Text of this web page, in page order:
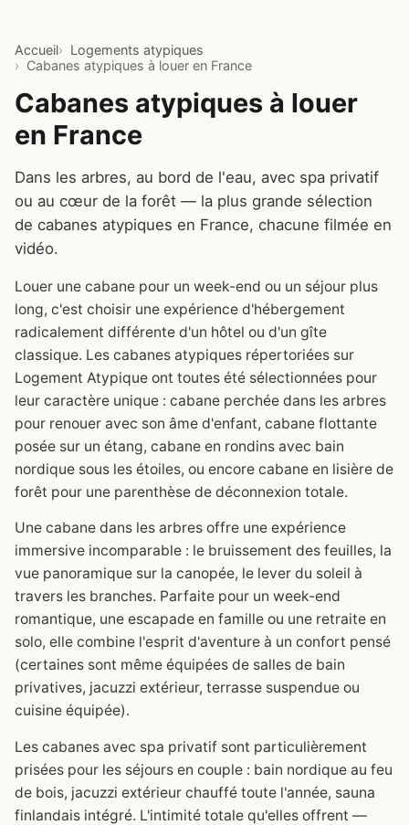
Accueil
Logements atypiques
Cabanes atypiques à louer en France
Cabanes atypiques à louer
en France
Dans les arbres, au bord de l'eau, avec spa privatif
ou au cœur de la forêt — la plus grande sélection
de cabanes atypiques en France, chacune filmée en
vidéo.
Louer une cabane pour un week-end ou un séjour plus
long, c'est choisir une expérience d'hébergement
radicalement différente d'un hôtel ou d'un gîte
classique. Les cabanes atypiques répertoriées sur
Logement Atypique ont toutes été sélectionnées pour
leur caractère unique : cabane perchée dans les arbres
pour renouer avec son âme d'enfant, cabane flottante
posée sur un étang, cabane en rondins avec bain
nordique sous les étoiles, ou encore cabane en lisière de
forêt pour une parenthèse de déconnexion totale.
Une cabane dans les arbres offre une expérience
immersive incomparable : le bruissement des feuilles, la
vue panoramique sur la canopée, le lever du soleil à
travers les branches. Parfaite pour un week-end
romantique, une escapade en famille ou une retraite en
solo, elle combine l'esprit d'aventure à un confort pensé
(certaines sont même équipées de salles de bain
privatives, jacuzzi extérieur, terrasse suspendue ou
cuisine équipée).
Les cabanes avec spa privatif sont particulièrement
prisées pour les séjours en couple : bain nordique au feu
de bois, jacuzzi extérieur chauffé toute l'année, sauna
finlandais intégré. L'intimité totale qu'elles offrent —